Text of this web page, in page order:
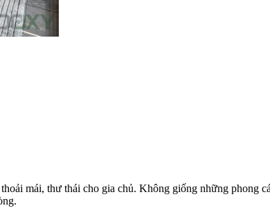
mái, thư thái cho gia chủ. Không giống những phong